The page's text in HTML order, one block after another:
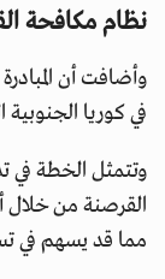
نظام مكافحة
وأضافت أن
في كوريا
وتتمثل الخطة في
القرصنة من
مما قد يسهم في